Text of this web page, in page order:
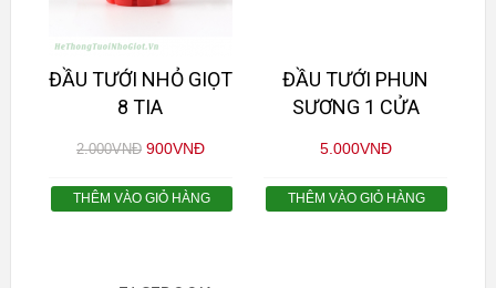
ĐẦU TƯỚI NHỎ GIỌT
8 TIA
2.000VNĐ 900VNĐ
THÊM VÀO GIỎ HÀNG
ĐẦU TƯỚI PHUN
SƯƠNG 1 CỬA
5.000VNĐ
THÊM VÀO GIỎ HÀNG